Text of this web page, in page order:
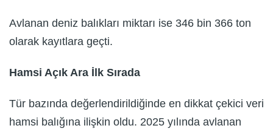
Avlanan deniz balıkları miktarı ise 346 bin 366 ton
olarak kayıtlara geçti.
Hamsi Açık Ara İlk Sırada
Tür bazında değerlendirildiğinde en dikkat çekici veri
hamsi balığına ilişkin oldu. 2025 yılında avlanan